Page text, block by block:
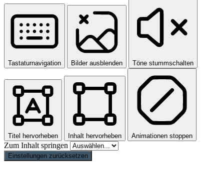
Tastaturnavigation Bilder ausblenden Töne stummschalten
Titel hervorheben Inhalt hervorheben Animationen stoppen
Zum Inhalt springen
Einstellungen zurücksetzen